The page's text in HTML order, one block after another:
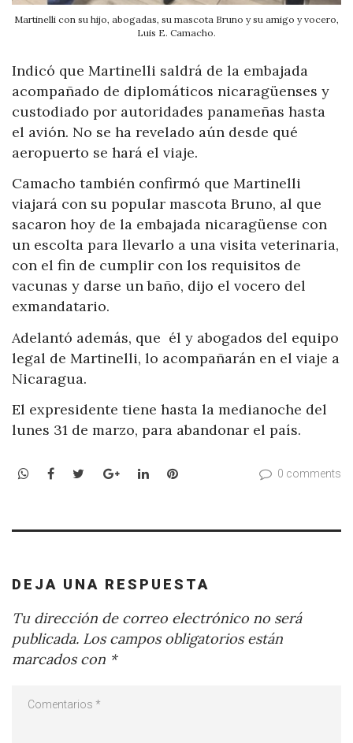
Martinelli con su hijo, abogadas, su mascota Bruno y su amigo y vocero,
Luis E. Camacho.
Indicó que Martinelli saldrá de la embajada
acompañado de diplomáticos nicaragüenses y
custodiado por autoridades panameñas hasta
el avión. No se ha revelado aún desde qué
aeropuerto se hará el viaje.
Camacho también confirmó que Martinelli
viajará con su popular mascota Bruno, al que
sacaron hoy de la embajada nicaragüense con
un escolta para llevarlo a una visita veterinaria,
con el fin de cumplir con los requisitos de
vacunas y darse un baño, dijo el vocero del
exmandatario.
Adelantó además, que él y abogados del equipo
legal de Martinelli, lo acompañarán en el viaje a
Nicaragua.
El expresidente tiene hasta la medianoche del
lunes 31 de marzo, para abandonar el país.
WhatsApp
Facebook
TwitterGoogle+LinkedInPinterest 0 comments
DEJA UNA RESPUESTA
Tu dirección de correo electrónico no será
publicada. Los campos obligatorios están
marcados con *